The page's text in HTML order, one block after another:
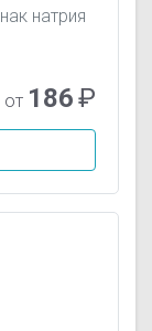
натрия
от 186₽